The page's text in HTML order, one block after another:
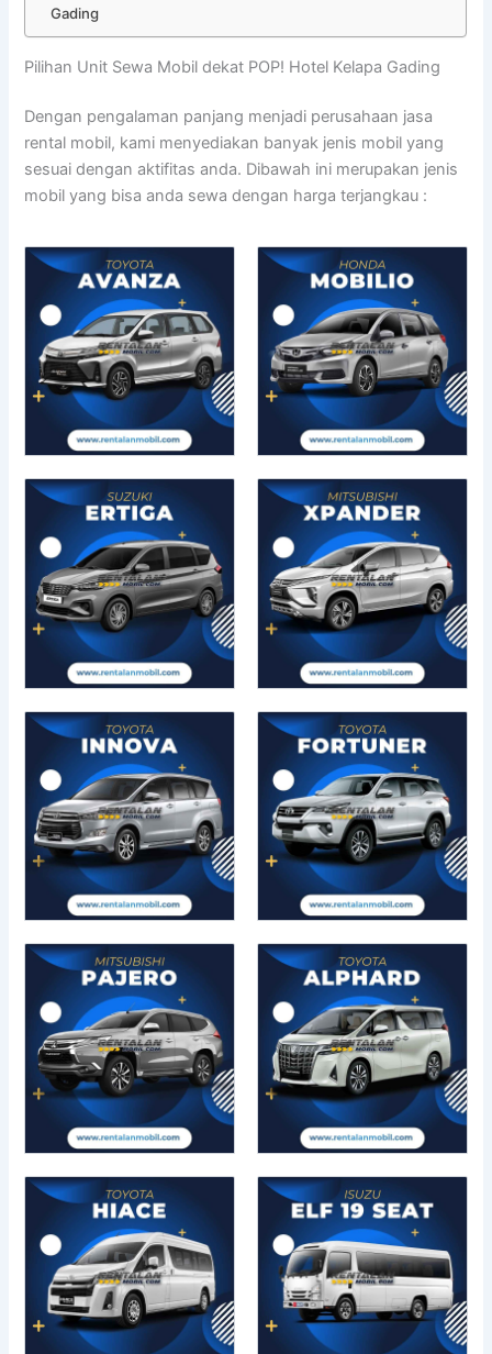
Gading
Pilihan Unit Sewa Mobil dekat POP! Hotel Kelapa Gading
Dengan pengalaman panjang menjadi perusahaan jasa
rental mobil, kami menyediakan banyak jenis mobil yang
sesuai dengan aktifitas anda. Dibawah ini merupakan jenis
mobil yang bisa anda sewa dengan harga terjangkau :